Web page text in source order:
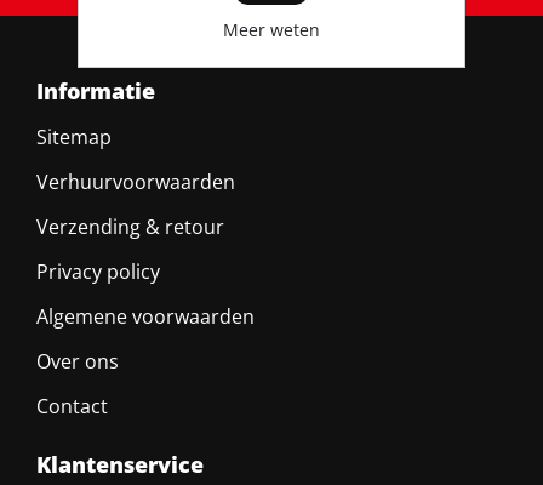
Informatie
Sitemap
Verhuurvoorwaarden
Verzending & retour
Privacy policy
Algemene voorwaarden
Over ons
Contact
Klantenservice
Meer weten